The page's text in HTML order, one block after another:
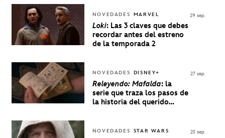
NOVEDADES MARVEL
Loki: Las 3 claves que debes
recordar antes del estreno
de la temporada 2
29 sep.
NOVEDADES DISNEY+
Releyendo: Mafalda: la
serie que traza los pasos de
la historia del querido
27 sep.
NOVEDADES STAR WARS 25 sep.